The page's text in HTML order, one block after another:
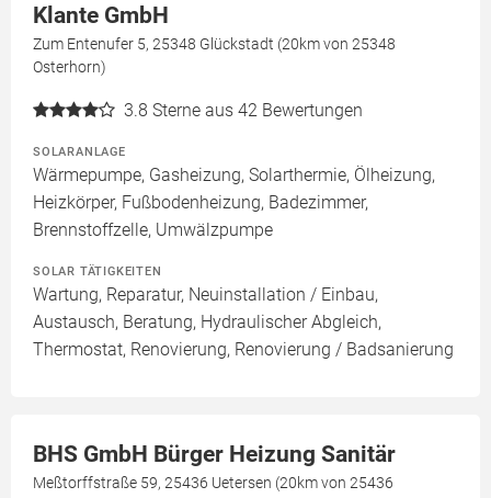
Klante GmbH
Zum Entenufer 5, 25348 Glückstadt (20km von 25348
Osterhorn)
3.8 Sterne aus 42 Bewertungen
SOLARANLAGE
Wärmepumpe, Gasheizung, Solarthermie, Ölheizung,
Heizkörper, Fußbodenheizung, Badezimmer,
Brennstoffzelle, Umwälzpumpe
SOLAR TÄTIGKEITEN
Wartung, Reparatur, Neuinstallation / Einbau,
Austausch, Beratung, Hydraulischer Abgleich,
Thermostat, Renovierung, Renovierung / Badsanierung
BHS GmbH Bürger Heizung Sanitär
Meßtorffstraße 59, 25436 Uetersen (20km von 25436